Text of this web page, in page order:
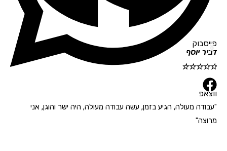
יוסף
☆
☆
☆
מעולה, הגיע בזמן, עשה עבודה מעולה, היה ישר והוגן, אני
גלית
☆
☆
☆